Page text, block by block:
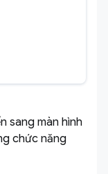
sang màn hình
chức năng